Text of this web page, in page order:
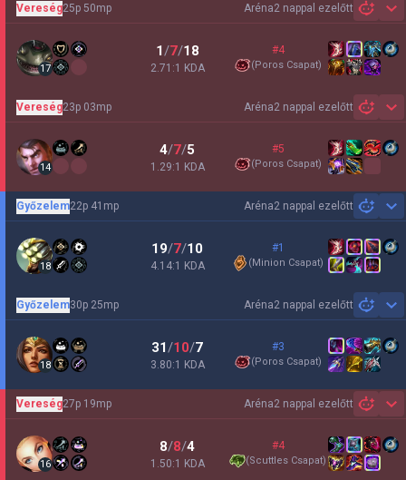
Aréna2 nappal ezelőtt
Vereség25p 50mp
17
1/7/18
2.71:1 KDA
#4
(Poros Csapat)
Aréna2 nappal ezelőtt
Vereség23p 03mp
14
4/7/5
1.29:1 KDA
#5
(Poros Csapat)
Aréna2 nappal ezelőtt
Győzelem22p 41mp
18
19/7/10
4.14:1 KDA
#1
(Minion Csapat)
Aréna2 nappal ezelőtt
Győzelem30p 25mp
18
31/10/7
3.80:1 KDA
#3
(Poros Csapat)
Aréna2 nappal ezelőtt
Vereség27p 19mp
16
8/8/4
1.50:1 KDA
#4
(Scuttles Csapat)